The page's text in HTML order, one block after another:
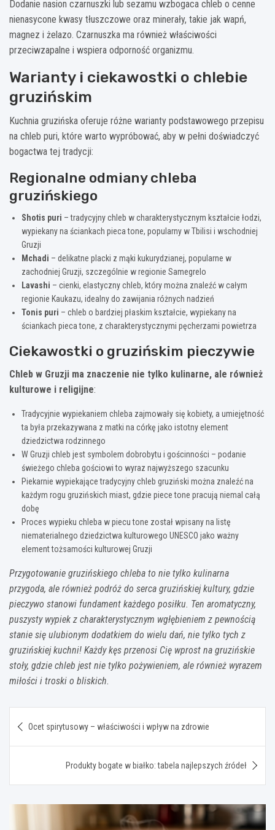
Dodanie nasion czarnuszki lub sezamu wzbogaca chleb o cenne
nienasycone kwasy tłuszczowe oraz minerały, takie jak wapń,
magnez i żelazo. Czarnuszka ma również właściwości
przeciwzapalne i wspiera odporność organizmu.
Warianty i ciekawostki o chlebie
gruzińskim
Kuchnia gruzińska oferuje różne warianty podstawowego przepisu
na chleb puri, które warto wypróbować, aby w pełni doświadczyć
bogactwa tej tradycji:
Regionalne odmiany chleba
gruzińskiego
Shotis puri – tradycyjny chleb w charakterystycznym kształcie łodzi,
wypiekany na ściankach pieca tone, popularny w Tbilisi i wschodniej
Gruzji
Mchadi – delikatne placki z mąki kukurydzianej, popularne w
zachodniej Gruzji, szczególnie w regionie Samegrelo
Lavashi – cienki, elastyczny chleb, który można znaleźć w całym
regionie Kaukazu, idealny do zawijania różnych nadzień
Tonis puri – chleb o bardziej płaskim kształcie, wypiekany na
ściankach pieca tone, z charakterystycznymi pęcherzami powietrza
Ciekawostki o gruzińskim pieczywie
Chleb w Gruzji ma znaczenie nie tylko kulinarne, ale również
kulturowe i religijne:
Tradycyjnie wypiekaniem chleba zajmowały się kobiety, a umiejętność
ta była przekazywana z matki na córkę jako istotny element
dziedzictwa rodzinnego
W Gruzji chleb jest symbolem dobrobytu i gościnności – podanie
świeżego chleba gościowi to wyraz najwyższego szacunku
Piekarnie wypiekające tradycyjny chleb gruziński można znaleźć na
każdym rogu gruzińskich miast, gdzie piece tone pracują niemal całą
dobę
Proces wypieku chleba w piecu tone został wpisany na listę
niematerialnego dziedzictwa kulturowego UNESCO jako ważny
element tożsamości kulturowej Gruzji
Przygotowanie gruzińskiego chleba to nie tylko kulinarna
przygoda, ale również podróż do serca gruzińskiej kultury, gdzie
pieczywo stanowi fundament każdego posiłku. Ten aromatyczny,
puszysty wypiek z charakterystycznym wgłębieniem z pewnością
stanie się ulubionym dodatkiem do wielu dań, nie tylko tych z
gruzińskiej kuchni! Każdy kęs przenosi Cię wprost na gruzińskie
stoły, gdzie chleb jest nie tylko pożywieniem, ale również wyrazem
miłości i troski o bliskich.
wpisu
Ocet spirytusowy – właściwości i wpływ na zdrowie
Produkty bogate w białko: tabela najlepszych źródeł